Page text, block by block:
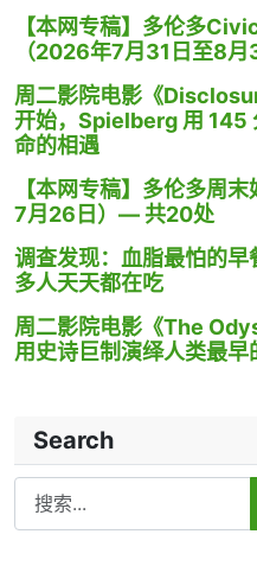
【本网专稿】多伦多
（2026年7月31日至8
周二影院电影《
开始，Spielberg 用 145
命的相遇
【本网专稿】多伦多周
7月26日）— 共20处
调查发现：血脂最怕的
多人天天都在吃
周二影院电影《The
用史诗巨制演绎人类最早
Search
Search